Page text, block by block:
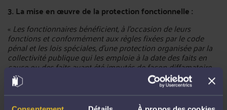
3. La mise en œuvre de la protection fonctionnelle :
« Les fonctionnaires bénéficient, à l'occasion de leurs
fonctions et conformément aux règles fixées par le code
pénal et les lois spéciales, d'une protection organisée par la
collectivité publique qui les emploie à la date des faits en
cause ou des faits ayant été imputés de façon diffamatoire
au fonctionnaire..
Loi n°83-634 du 13 juillet 1983 - art. 11 protection des agents